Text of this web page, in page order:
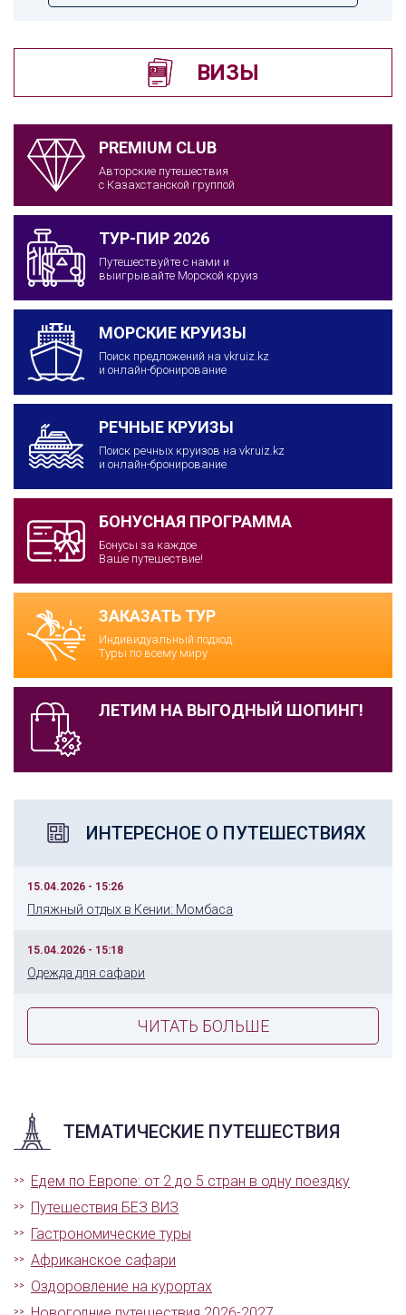
ВИЗЫ
PREMIUM CLUB
Авторские путешествия
с Казахстанской группой
ТУР-ПИР 2026
Путешествуйте с нами и
выигрывайте Морской круиз
МОРСКИЕ КРУИЗЫ
Поиск предложений на vkruiz.kz
и онлайн-бронирование
РЕЧНЫЕ КРУИЗЫ
Поиск речных круизов на vkruiz.kz
и онлайн-бронирование
БОНУСНАЯ ПРОГРАММА
Бонусы за каждое
Ваше путешествие!
ЗАКАЗАТЬ ТУР
Индивидуальный подход.
Туры по всему миру
ЛЕТИМ НА ВЫГОДНЫЙ ШОПИНГ!
ИНТЕРЕСНОЕ О ПУТЕШЕСТВИЯХ
15.04.2026 - 15:26
Пляжный отдых в Кении: Момбаса
15.04.2026 - 15:18
Одежда для сафари
ЧИТАТЬ БОЛЬШЕ
ТЕМАТИЧЕСКИЕ ПУТЕШЕСТВИЯ
Едем по Европе: от 2 до 5 стран в одну поездку
Путешествия БЕЗ ВИЗ
Гастрономические туры
Африканское сафари
Оздоровление на курортах